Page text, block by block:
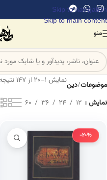
Skip to navigation
Skip to main content
منو
موضوعات/دیننمایش 1–20 از 147 نتیجه
نمایش 12
24
36
60
-20%